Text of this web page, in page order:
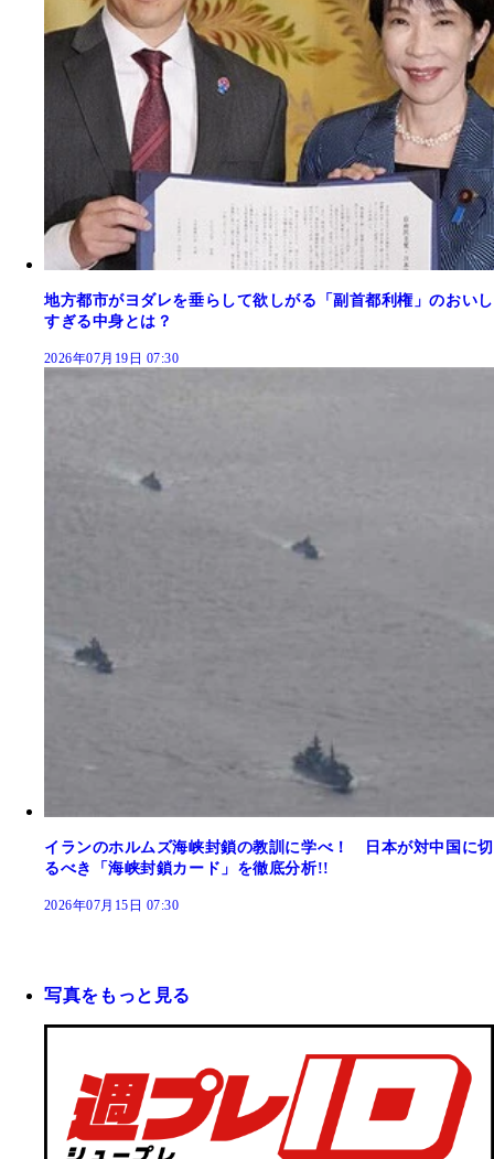
地方都市がヨダレを垂らして欲しがる「副首都利権」のおいし
すぎる中身とは？
2026年07月19日 07:30
イランのホルムズ海峡封鎖の教訓に学べ！ 日本が対中国に切
るべき「海峡封鎖カード」を徹底分析!!
2026年07月15日 07:30
写真をもっと見る